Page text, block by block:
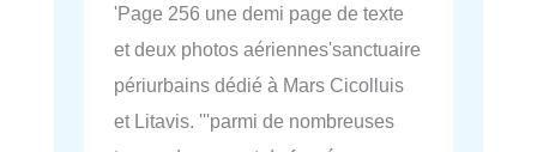
'Page 256 une demi page de texte
et deux photos aériennes'sanctuaire
périurbains dédié à Mars Cicolluis
et Litavis. '''parmi de nombreuses